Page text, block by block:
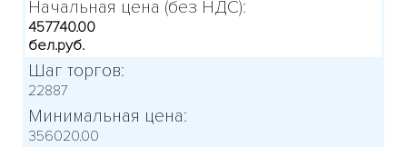
Начальная цена (без НДС):
457740.00
бел.руб.
Шаг торгов:
22887
Минимальная цена:
356020.00